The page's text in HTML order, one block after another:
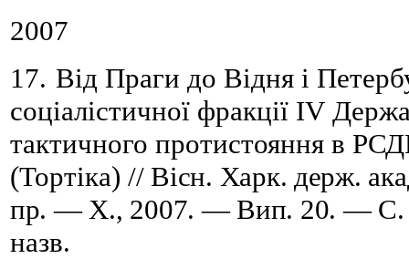
2007
17. Від Праги до Відня і
соціалістичної фракції ІV
тактичного протистояння в
(Тортіка) // Вісн. Харк. держ.
пр. — Х., 2007. — Вип. 20. — С.
назв.